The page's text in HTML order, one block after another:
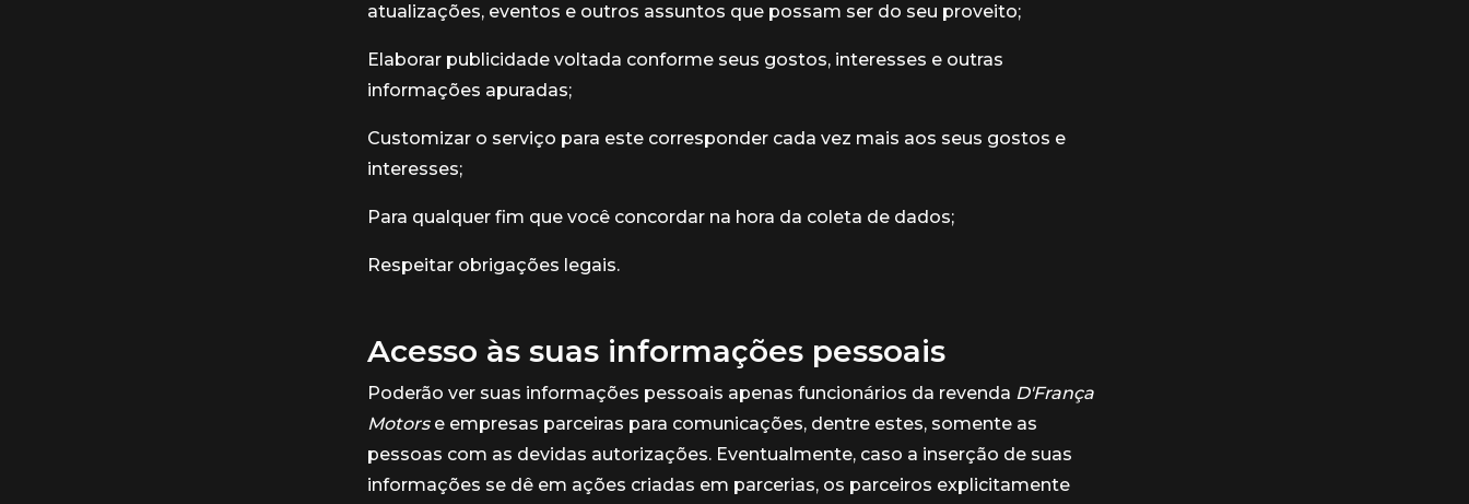
atualizações, eventos e outros assuntos que possam ser do seu proveito;
Elaborar publicidade voltada conforme seus gostos, interesses e outras
informações apuradas;
Customizar o serviço para este corresponder cada vez mais aos seus gostos e
interesses;
Para qualquer fim que você concordar na hora da coleta de dados;
Respeitar obrigações legais.
Acesso às suas informações pessoais
Poderão ver suas informações pessoais apenas funcionários da revenda D'França
Motorse empresas parceiras para comunicações, dentre estes, somente as
pessoas com as devidas autorizações. Eventualmente, caso a inserção de suas
informações se dê em ações criadas em parcerias, os parceiros explicitamente